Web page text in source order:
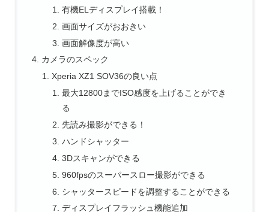
有機ELディスプレイ搭載！
画面サイズがおおきい
画面解像度が高い
カメラのスペック
Xperia XZ1 SOV36の良い点
最大12800までISO感度を上げることができ
る
先読み撮影ができる！
ハンドシャッター
3Dスキャンができる
960fpsのスーパースロー撮影ができる
シャッタースピードを調整することができる
ディスプレイフラッシュ機能追加